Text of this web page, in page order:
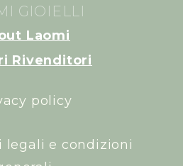
GIOIELLI
Laomi
Rivenditori
policy
legali e condizioni